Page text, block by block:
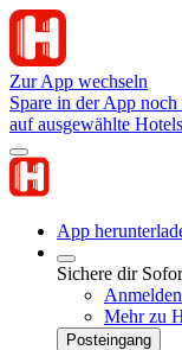
Zur App wechseln
Spare in der App
auf ausgewählte
App
Sichere dir
Anmelden
Mehr zu
Posteingang